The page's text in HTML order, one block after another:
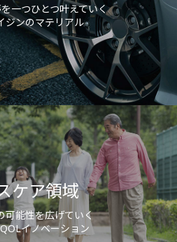
一つひとつ叶えていく
ジンのマテリアル
会の持続的な成長と人々の暮らしの進歩
炭素繊維
複合成形材料
品
ケア領域
可能性を広げていく
イノベーション
健康を高めていくために。テイジンは、
として、保険領域において事業を展開し
治療」の分野だけでなく、非保険領域で
まで事業領域を拡大。医療ソリューショ
of Life」の新しい可能性を切り拓いてい